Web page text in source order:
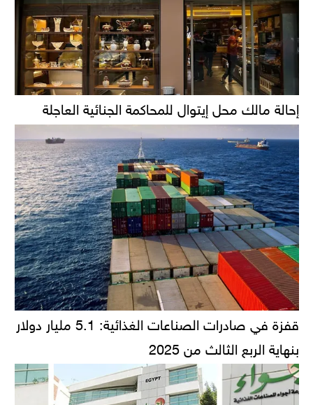
إحالة مالك محل إيتوال للمحاكمة الجنائية العاجلة
قفزة في صادرات الصناعات الغذائية: 5.1 مليار دولار
بنهاية الربع الثالث من 2025